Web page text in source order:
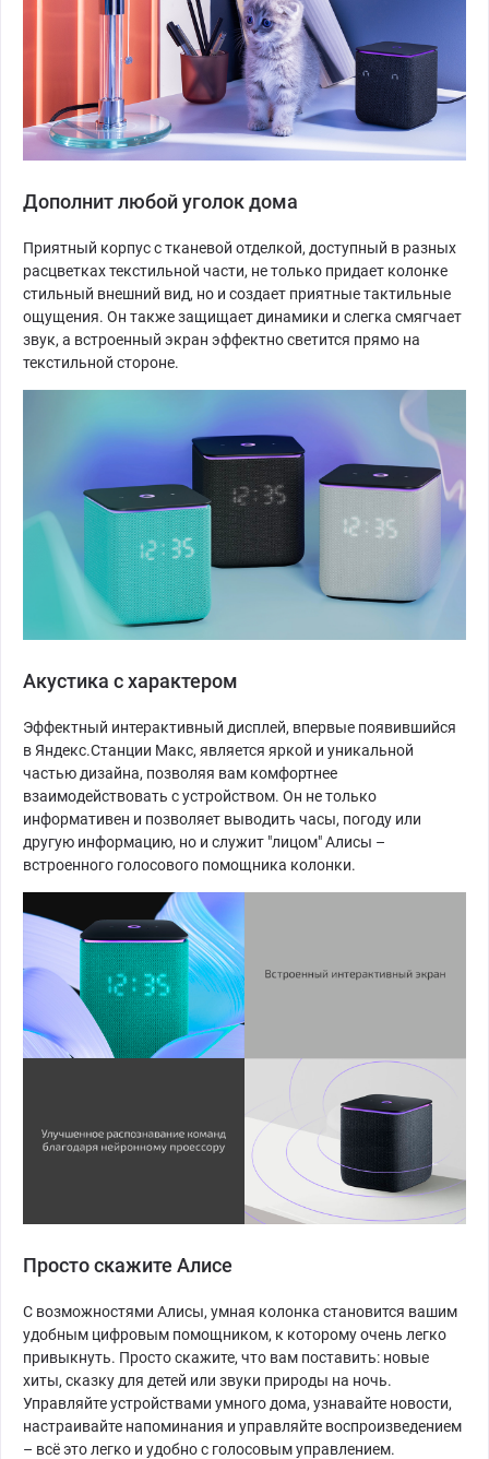
Дополнит любой уголок дома
Приятный корпус с тканевой отделкой, доступный в разных
расцветках текстильной части, не только придает колонке
стильный внешний вид, но и создает приятные тактильные
ощущения. Он также защищает динамики и слегка смягчает
звук, а встроенный экран эффектно светится прямо на
текстильной стороне.
Акустика с характером
Эффектный интерактивный дисплей, впервые появившийся
в Яндекс.Станции Макс, является яркой и уникальной
частью дизайна, позволяя вам комфортнее
взаимодействовать с устройством. Он не только
информативен и позволяет выводить часы, погоду или
другую информацию, но и служит "лицом" Алисы –
встроенного голосового помощника колонки.
Просто скажите Алисе
С возможностями Алисы, умная колонка становится вашим
удобным цифровым помощником, к которому очень легко
привыкнуть. Просто скажите, что вам поставить: новые
хиты, сказку для детей или звуки природы на ночь.
Управляйте устройствами умного дома, узнавайте новости,
настраивайте напоминания и управляйте воспроизведением
– всё это легко и удобно с голосовым управлением.